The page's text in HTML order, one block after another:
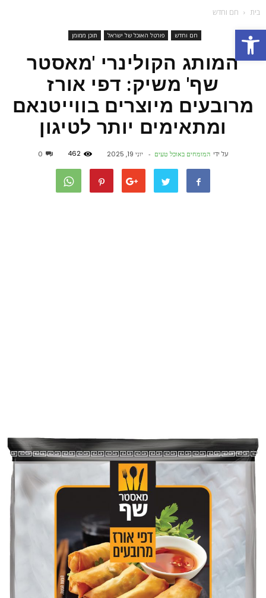
פתח סרגל נגישות
בית חם וחדש
חם וחדש פורטל האוכל של ישראל תוכן ממומן
המותג הקולינרי 'מאסטר
שף' משיק: דפי אורז
מרובעים מיוצרים בווייטנאם
ומתאימים יותר לטיגון
על ידי המומחים באוכל טעים - יוני 19, 2025 462
0